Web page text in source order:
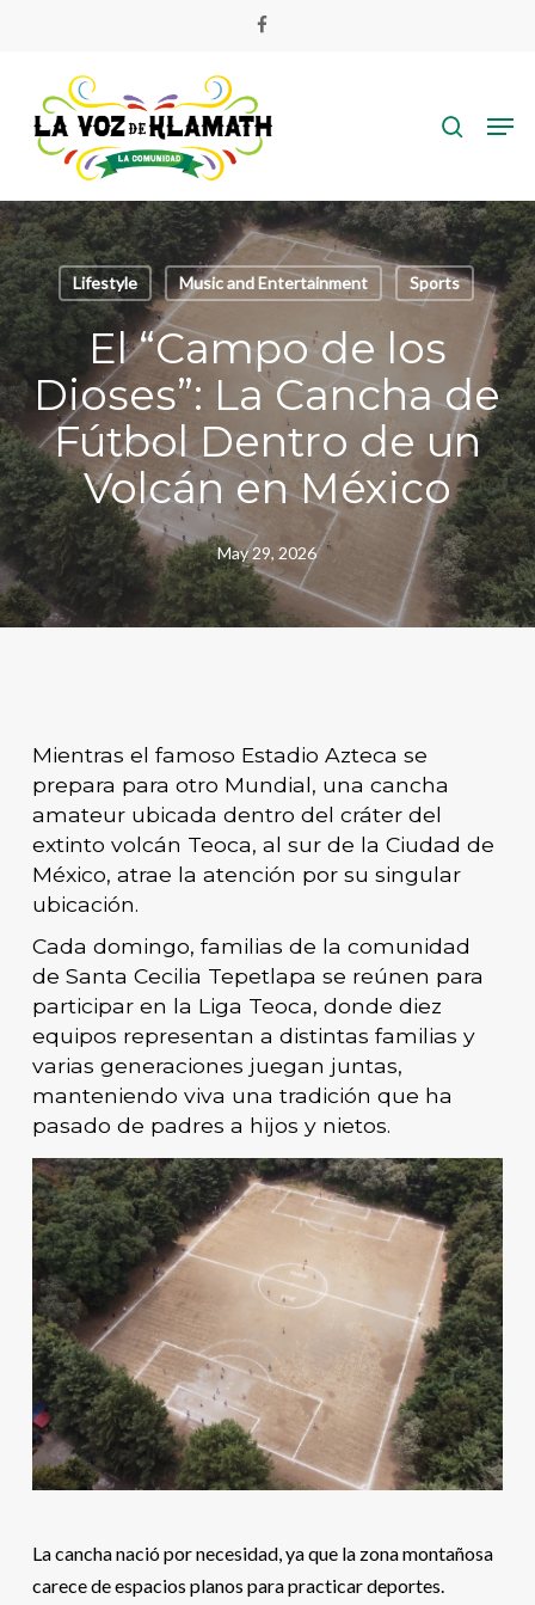
content
facebook
Lifestyle Music and Entertainment Sports
El “Campo de los
Dioses”: La Cancha de
Fútbol Dentro de un
Volcán en México
May 29, 2026
Mientras el famoso Estadio Azteca se
prepara para otro Mundial, una cancha
amateur ubicada dentro del cráter del
extinto volcán Teoca, al sur de la Ciudad de
México, atrae la atención por su singular
ubicación.
Cada domingo, familias de la comunidad
de Santa Cecilia Tepetlapa se reúnen para
participar en la Liga Teoca, donde diez
equipos representan a distintas familias y
varias generaciones juegan juntas,
manteniendo viva una tradición que ha
pasado de padres a hijos y nietos.
La cancha nació por necesidad, ya que la zona montañosa
carece de espacios planos para practicar deportes.